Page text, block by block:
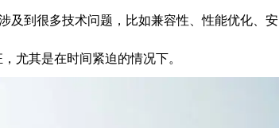
到很多技术问题，比如兼容性、性能优化、安
尤其是在时间紧迫的情况下。